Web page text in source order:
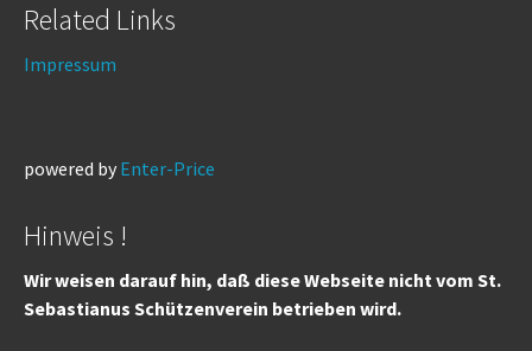
Related Links
Impressum
powered by Enter-Price
Hinweis !
Wir weisen darauf hin, daß diese Webseite nicht vom St.
Sebastianus Schützenverein betrieben wird.